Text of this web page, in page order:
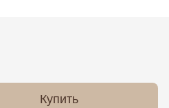
Купить